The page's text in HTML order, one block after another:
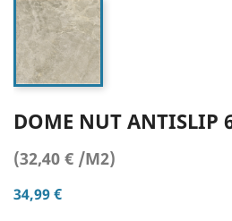
DOME NUT ANTISLIP
(32,40 € /M2)
34,99 €